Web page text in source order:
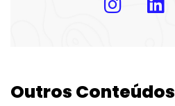
Outros Conteúdos